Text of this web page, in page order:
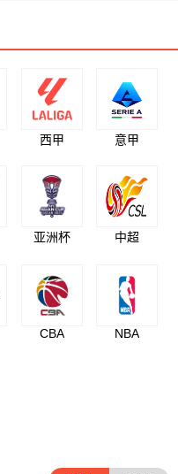
西甲 意甲
亚洲杯 中超
CBA NBA